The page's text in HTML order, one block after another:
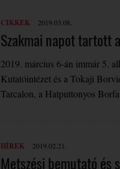
CIKKEK 2019.03.08.
Szakmai napot tartott
2019. március 6-án immár 5.
Kutatóintézet és a Tokaji
Tarcalon, a Hatputtonyos
HÍREK 2019.02.21.
Metszési bemutató és